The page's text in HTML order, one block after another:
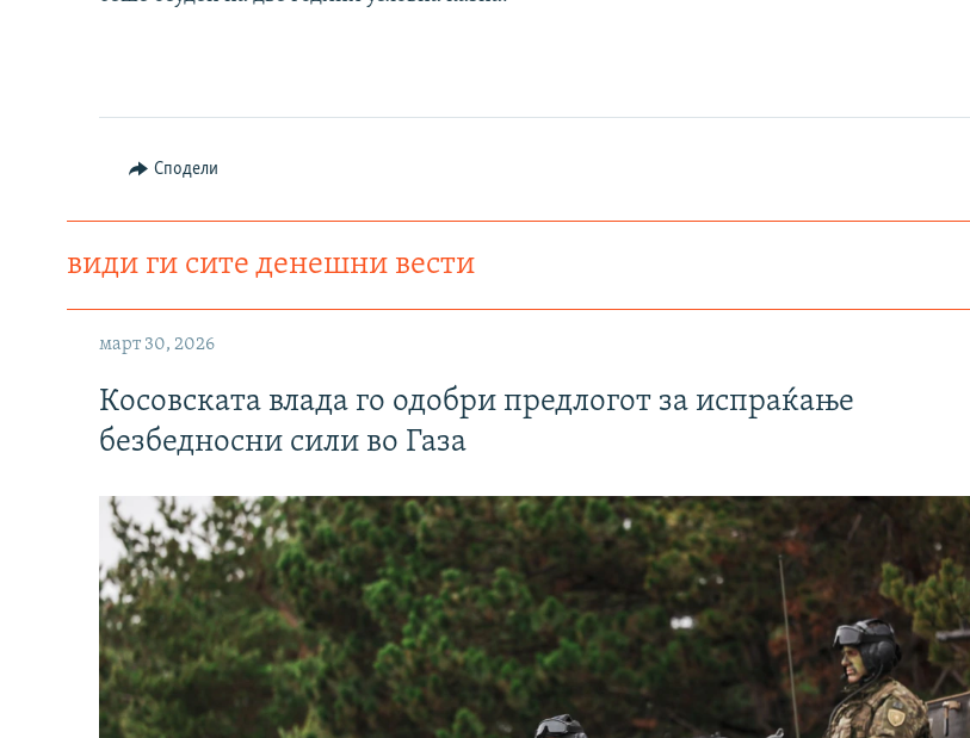
Сподели
види ги сите денешни вести
март 30, 2026
Косовската влада го одобри предлогот за испраќање
безбедносни сили во Газа